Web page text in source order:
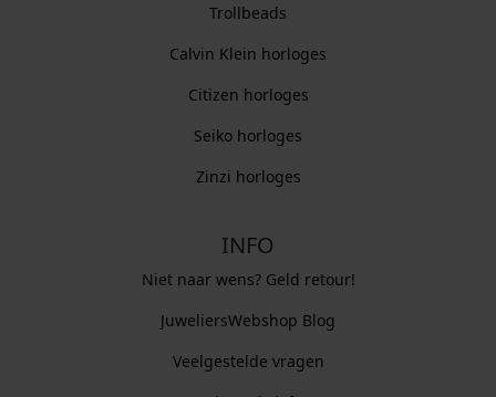
Trollbeads
Calvin Klein horloges
Citizen horloges
Seiko horloges
Zinzi horloges
INFO
Niet naar wens? Geld retour!
JuweliersWebshop Blog
Veelgestelde vragen